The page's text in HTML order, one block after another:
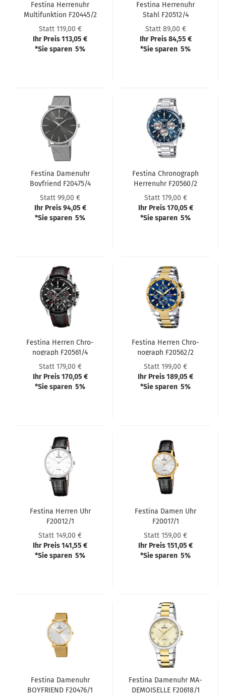
Festi­na Her­ren­uhr
Mul­ti­funk­ti­on F20445/2
Statt 119,00 €
Ihr Preis 113,05 €
*Sie sparen 5%
Festi­na Her­ren­uhr
Stahl F20512/4
Statt 89,00 €
Ihr Preis 84,55 €
*Sie sparen 5%
Festi­na Da­men­uhr
Boy­friend F20475/4
Statt 99,00 €
Ihr Preis 94,05 €
*Sie sparen 5%
Festi­na Chro­no­graph
Her­ren­uhr F20560/2
Statt 179,00 €
Ihr Preis 170,05 €
*Sie sparen 5%
Festi­na Her­ren Chro­
no­graph F20561/4
Statt 179,00 €
Ihr Preis 170,05 €
*Sie sparen 5%
Festi­na Her­ren Chro­
no­graph F20562/2
Statt 199,00 €
Ihr Preis 189,05 €
*Sie sparen 5%
Festi­na Her­ren Uhr
F20012/1
Statt 149,00 €
Ihr Preis 141,55 €
*Sie sparen 5%
Festi­na Damen Uhr
F20017/1
Statt 159,00 €
Ihr Preis 151,05 €
*Sie sparen 5%
Festi­na Da­men­uhr
BOY­FRIEND F20476/1
Festi­na Da­men­uhr MA­
DE­MOI­SEL­LE F20618/1